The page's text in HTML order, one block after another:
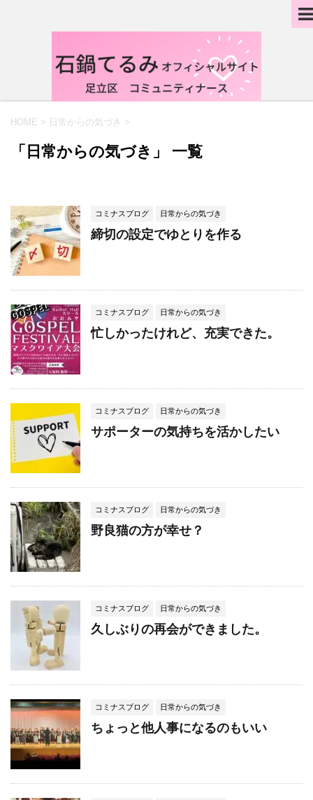
HOME > 日常からの気づき >
「日常からの気づき」 一覧
コミナスブログ 日常からの気づき
締切の設定でゆとりを作る
コミナスブログ 日常からの気づき
忙しかったけれど、充実できた。
コミナスブログ 日常からの気づき
サポーターの気持ちを活かしたい
コミナスブログ 日常からの気づき
野良猫の方が幸せ？
コミナスブログ 日常からの気づき
久しぶりの再会ができました。
コミナスブログ 日常からの気づき
ちょっと他人事になるのもいい